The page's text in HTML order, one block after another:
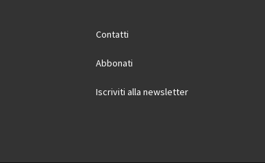
Contatti
Abbonati
Iscriviti alla newsletter